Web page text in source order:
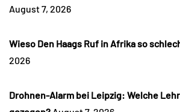
August 7, 2026
Wieso Den Haags Ruf in Afrika so
2026
Drohnen-Alarm bei Leipzig: Welche